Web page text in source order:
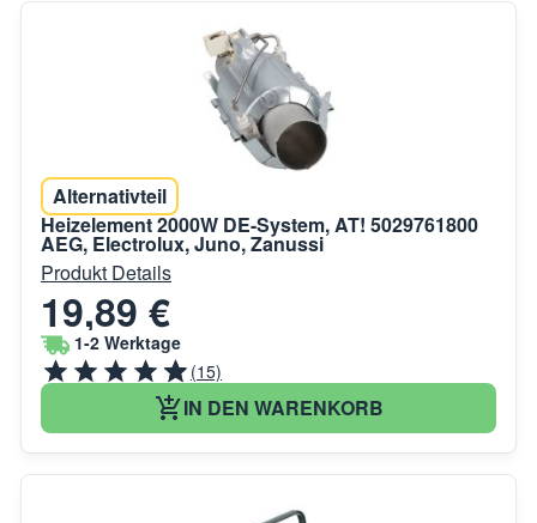
Alternativteil
Heizelement 2000W DE-System, AT! 5029761800
AEG, Electrolux, Juno, Zanussi
Produkt Details
19,89 €
1-2 Werktage
(15)
IN DEN WARENKORB